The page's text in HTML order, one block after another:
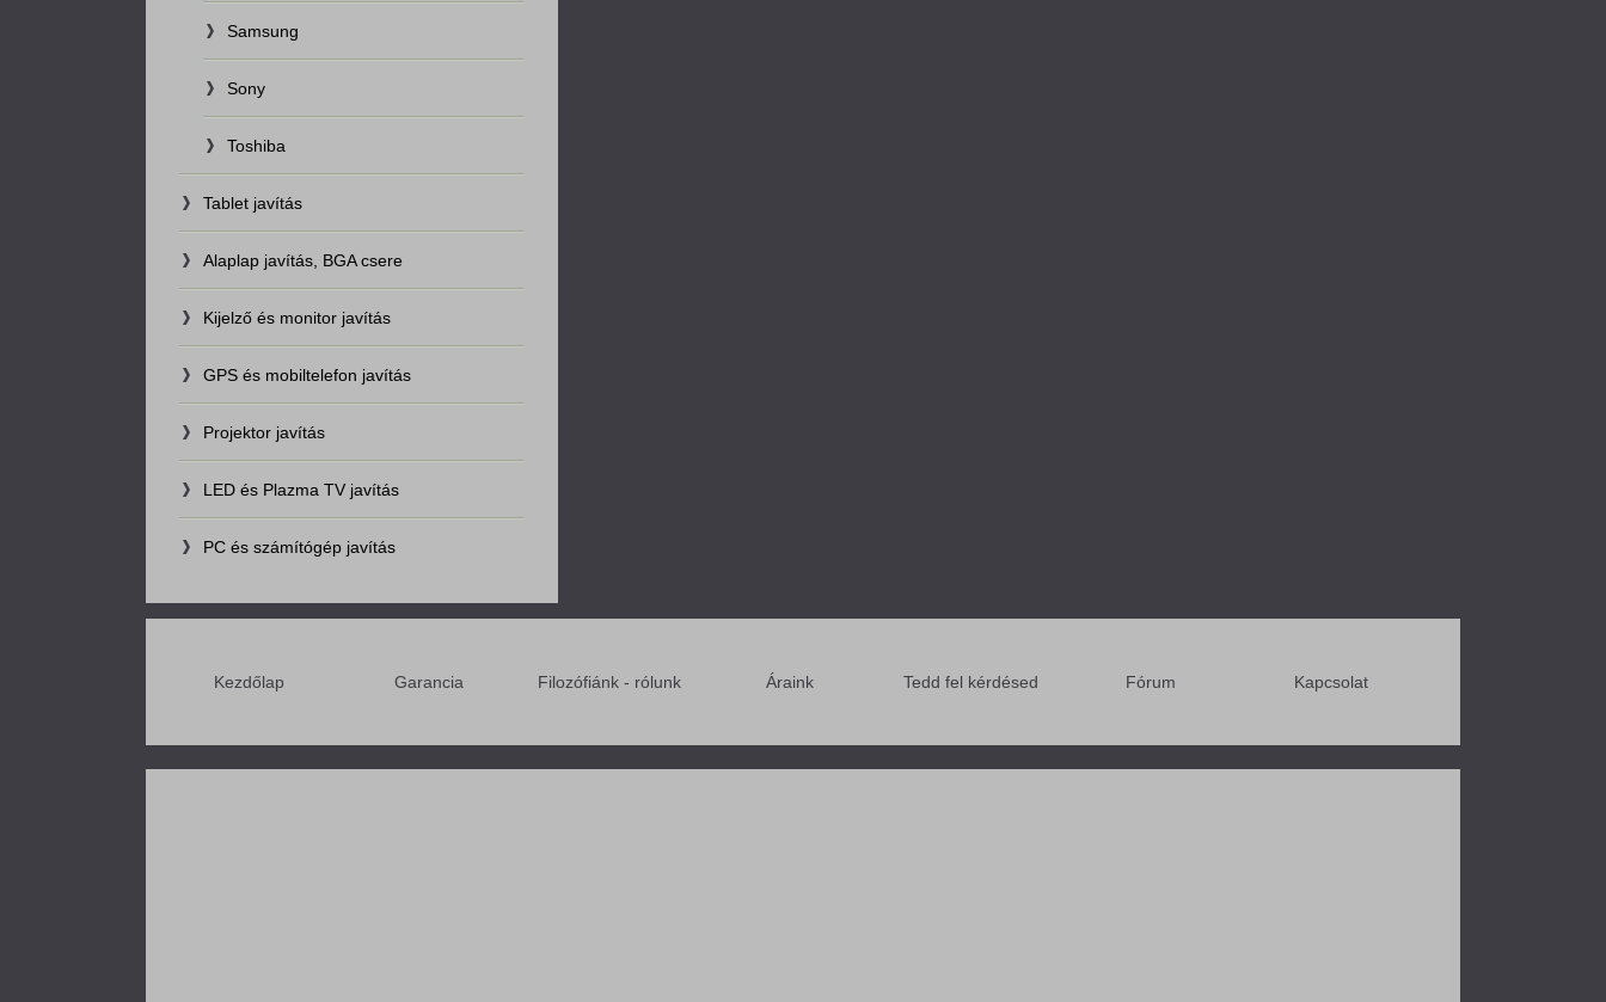
Samsung
Sony
Toshiba
Tablet javítás
Alaplap javítás, BGA csere
Kijelző és monitor javítás
GPS és mobiltelefon javítás
Projektor javítás
LED és Plazma TV javítás
PC és számítógép javítás
Kezdőlap Garancia Filozófiánk - rólunk Áraink Tedd fel kérdésed Fórum Kapcsolat